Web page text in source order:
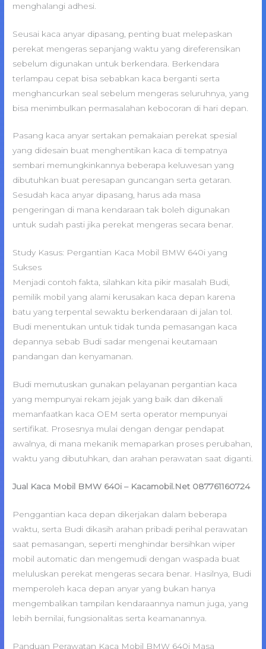
menghalangi adhesi.
Seusai kaca anyar dipasang, penting buat melepaskan
perekat mengeras sepanjang waktu yang direferensikan
sebelum digunakan untuk berkendara. Berkendara
terlampau cepat bisa sebabkan kaca berganti serta
menghancurkan seal sebelum mengeras seluruhnya, yang
bisa menimbulkan permasalahan kebocoran di hari depan.
Pasang kaca anyar sertakan pemakaian perekat spesial
yang didesain buat menghentikan kaca di tempatnya
sembari memungkinkannya beberapa keluwesan yang
dibutuhkan buat peresapan guncangan serta getaran.
Sesudah kaca anyar dipasang, harus ada masa
pengeringan di mana kendaraan tak boleh digunakan
untuk sudah pasti jika perekat mengeras secara benar.
Study Kasus: Pergantian Kaca Mobil BMW 640i yang
Sukses
Menjadi contoh fakta, silahkan kita pikir masalah Budi,
pemilik mobil yang alami kerusakan kaca depan karena
batu yang terpental sewaktu berkendaraan di jalan tol.
Budi menentukan untuk tidak tunda pemasangan kaca
depannya sebab Budi sadar mengenai keutamaan
pandangan dan kenyamanan.
Budi memutuskan gunakan pelayanan pergantian kaca
yang mempunyai rekam jejak yang baik dan dikenali
memanfaatkan kaca OEM serta operator mempunyai
sertifikat. Prosesnya mulai dengan dengar pendapat
awalnya, di mana mekanik memaparkan proses perubahan,
waktu yang dibutuhkan, dan arahan perawatan saat diganti.
Jual Kaca Mobil BMW 640i – Kacamobil.Net 087761160724
Penggantian kaca depan dikerjakan dalam beberapa
waktu, serta Budi dikasih arahan pribadi perihal perawatan
saat pemasangan, seperti menghindar bersihkan wiper
mobil automatic dan mengemudi dengan waspada buat
meluluskan perekat mengeras secara benar. Hasilnya, Budi
memperoleh kaca depan anyar yang bukan hanya
mengembalikan tampilan kendaraannya namun juga, yang
lebih bernilai, fungsionalitas serta keamanannya.
Panduan Perawatan Kaca Mobil BMW 640i Masa